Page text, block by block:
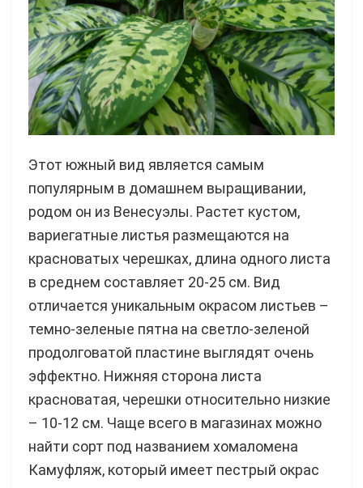
Этот южный вид является самым
популярным в домашнем выращивании,
родом он из Венесуэлы. Растет кустом,
вариегатные листья размещаются на
красноватых черешках, длина одного листа
в среднем составляет 20-25 см. Вид
отличается уникальным окрасом листьев –
темно-зеленые пятна на светло-зеленой
продолговатой пластине выглядят очень
эффектно. Нижняя сторона листа
красноватая, черешки относительно низкие
– 10-12 см. Чаще всего в магазинах можно
найти сорт под названием хомаломена
Камуфляж, который имеет пестрый окрас